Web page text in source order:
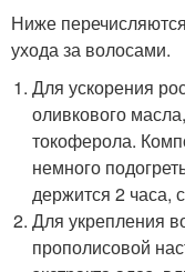
Ниже
ухода за волосами.
Для ускорения
оливкового
токоферола.
немного
держится 2 часа,
Для укрепления
прополисовой